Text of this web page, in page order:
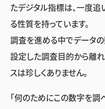
たデジタル指標は、一度
る性質を持っています。
調査を進める中でデータ
設定した調査目的から離
スは珍しくありません。
「何のためにこの数字を調